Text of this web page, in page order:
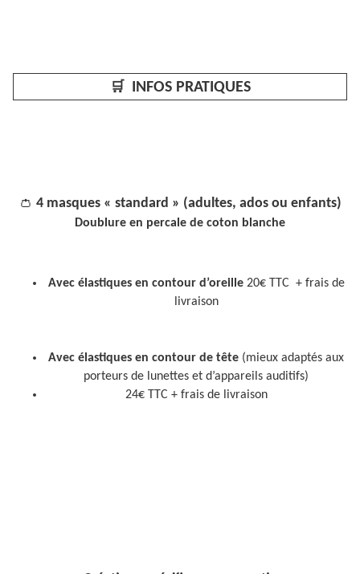
🛒 INFOS PRATIQUES
👛 4 masques « standard » (adultes, ados ou enfants)
Doublure en percale de coton blanche
Avec élastiques en contour d’oreille20€ TTC + frais de
livraison
Avec élastiques en contour de tête (mieux adaptés aux
porteurs de lunettes et d’appareils auditifs)
24€ TTC + frais de livraison